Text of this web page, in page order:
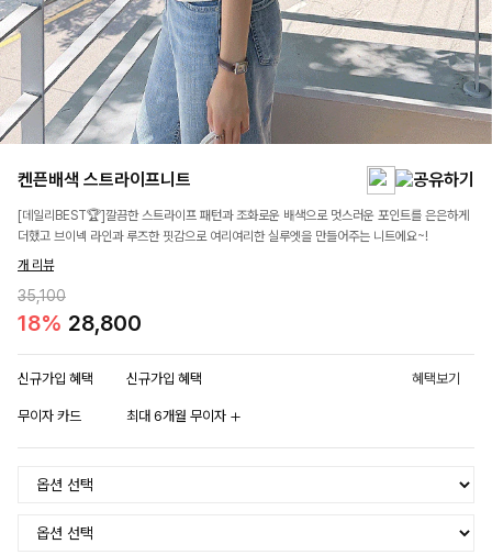
켄픈배색 스트라이프니트
[데일리BEST🏆]깔끔한 스트라이프 패턴과 조화로운 배색으로 멋스러운 포인트를 은은하게
더했고 브이넥 라인과 루즈한 핏감으로 여리여리한 실루엣을 만들어주는 니트에요~!
개 리뷰
35,100
18% 28,800
신규가입 혜택 신규가입 혜택 혜택보기
무이자 카드 최대 6개월 무이자